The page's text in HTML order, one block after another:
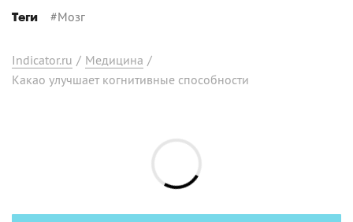
Теги #Мозг
Indicator.ru / Медицина /
Какао улучшает когнитивные способности